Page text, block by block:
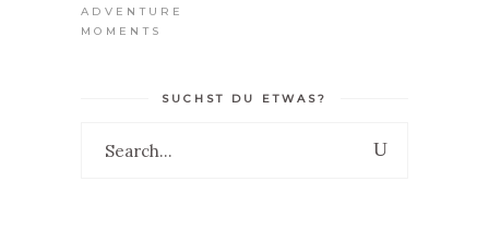
SUCHST DU ETWAS?